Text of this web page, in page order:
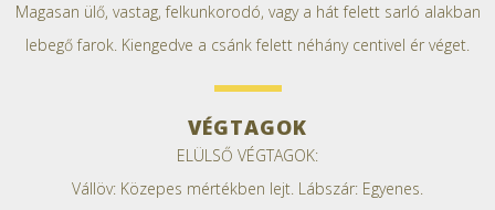
Magasan ülő, vastag, felkunkorodó, vagy a hát felett sarló alakban
lebegő farok. Kiengedve a csánk felett néhány centivel ér véget.
VÉGTAGOK
ELÜLSŐ VÉGTAGOK:
Vállöv: Közepes mértékben lejt. Lábszár: Egyenes.